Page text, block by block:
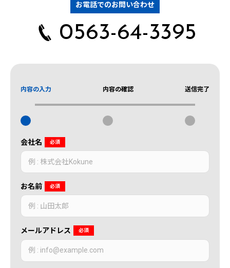
お電話でのお問い合わせ
0563-64-3395
内容の入力 内容の確認 送信完了
会社名 必須
お名前 必須
メールアドレス 必須